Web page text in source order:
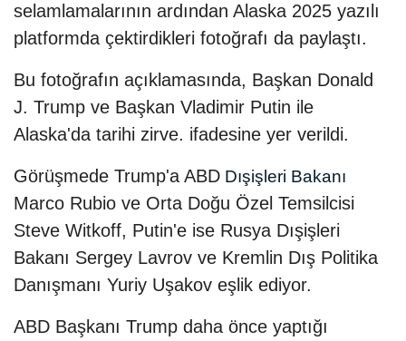
selamlamalarının ardından Alaska 2025 yazılı
platformda çektirdikleri fotoğrafı da paylaştı.
Bu fotoğrafın açıklamasında, Başkan Donald
J. Trump ve Başkan Vladimir Putin ile
Alaska'da tarihi zirve. ifadesine yer verildi.
Görüşmede Trump'a ABD Dışişleri Bakanı
Marco Rubio ve Orta Doğu Özel Temsilcisi
Steve Witkoff, Putin'e ise Rusya Dışişleri
Bakanı Sergey Lavrov ve Kremlin Dış Politika
Danışmanı Yuriy Uşakov eşlik ediyor.
ABD Başkanı Trump daha önce yaptığı